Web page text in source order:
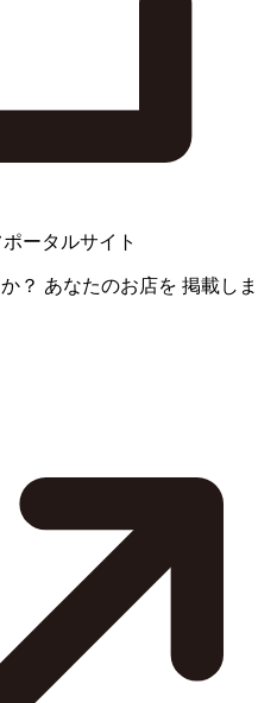
ータルサイト
？ あなたのお店を 掲載しま